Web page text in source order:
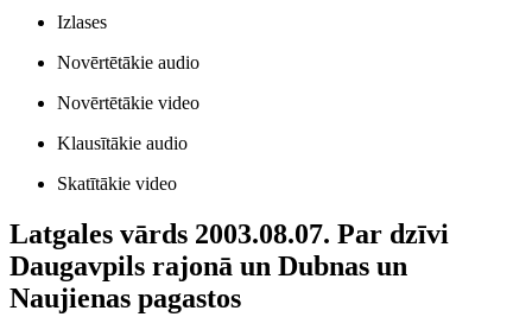
Izlases
Novērtētākie audio
Novērtētākie video
Klausītākie audio
Skatītākie video
Latgales vārds 2003.08.07. Par dzīvi
Daugavpils rajonā un Dubnas un
Naujienas pagastos